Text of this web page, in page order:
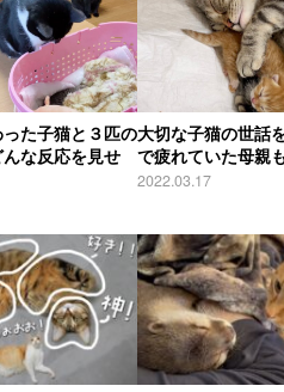
た子猫と３匹の
な反応を見せ
大切な子猫の世話
で疲れていた母親
2022.03.17